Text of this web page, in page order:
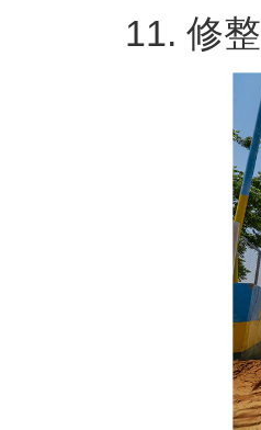
11. 修整